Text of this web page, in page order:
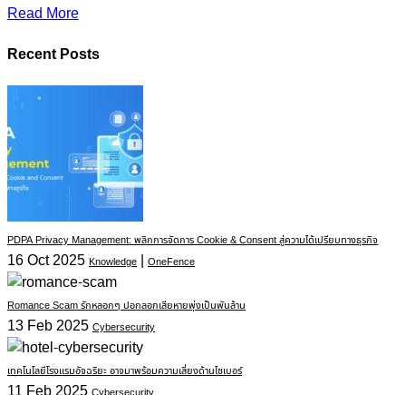
Read More
Recent Posts
PDPA Privacy Management: พลิกการจัดการ Cookie & Consent สู่ความได้เปรียบทางธุรกิจ
16 Oct 2025 Knowledge | OneFence
Romance Scam รักหลอกๆ ปอกลอกเสียหายพุ่งเป็นพันล้าน
13 Feb 2025 Cybersecurity
เทคโนโลยีโรงแรมอัจฉริยะ อาจมาพร้อมความเสี่ยงด้านไซเบอร์